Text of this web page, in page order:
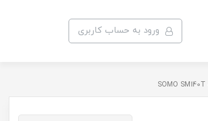
ورود به حساب کاربری